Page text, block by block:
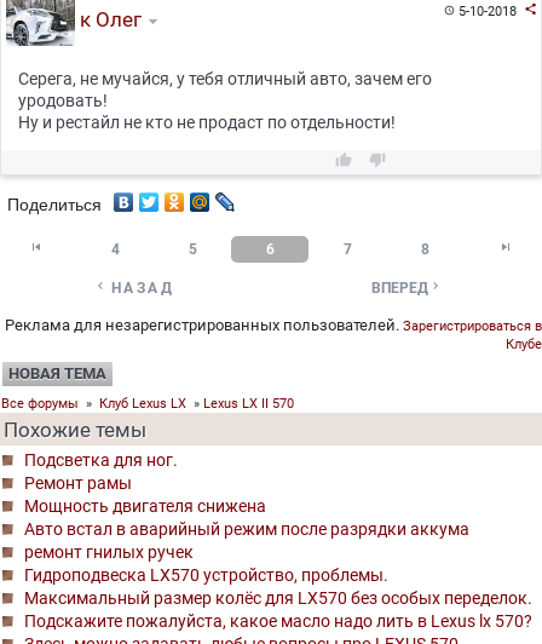
5-10-2018 
к Олег
Серега, не мучайся, у тебя отличный авто, зачем его
уродовать!
Ну и рестайл не кто не продаст по отдельности!
 
Поделиться
 4 5 6 7 8 
 НАЗАД ВПЕРЕД 
Реклама для незарегистрированных пользователей. Зарегистрироваться в
Клубе
НОВАЯ ТЕМА
Все форумы » Клуб Lexus LX » Lexus LX II 570
Похожие темы
Подсветка для ног.
Ремонт рамы
Мощность двигателя снижена
Авто встал в аварийный режим после разрядки аккума
ремонт гнилых ручек
Гидроподвеска LX570 устройство, проблемы.
Максимальный размер колёс для LX570 без особых переделок.
Подскажите пожалуйста, какое масло надо лить в Lexus lx 570?